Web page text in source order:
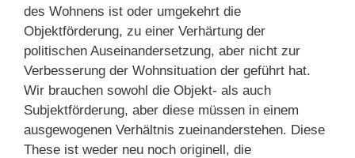
des Wohnens ist oder umgekehrt die
Objektförderung, zu einer Verhärtung der
politischen Auseinandersetzung, aber nicht zur
Verbesserung der Wohnsituation der geführt hat.
Wir brauchen sowohl die Objekt- als auch
Subjektförderung, aber diese müssen in einem
ausgewogenen Verhältnis zueinanderstehen. Diese
These ist weder neu noch originell, die